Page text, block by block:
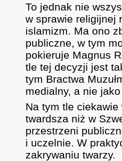
To jednak nie
w sprawie religijnej
islamizm. Ma ono
publiczne, w tym
pokieruje Magnus
tle tej decyzji jest
tym Bractwa
medialny, a nie
Na tym tle
twardsza niż w
przestrzeni
i uczelnie. W
zakrywaniu twarzy.